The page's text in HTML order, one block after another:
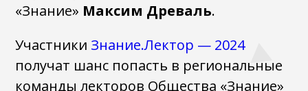
«Знание» Максим Древаль.
Участники Знание.Лектор — 2024
получат шанс попасть в региональные
команды лекторов Общества «Знание»